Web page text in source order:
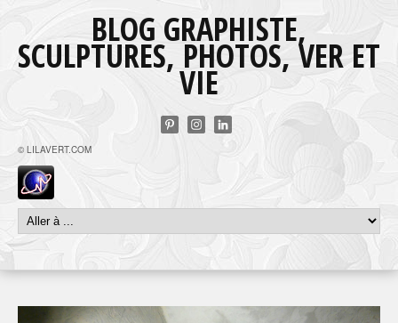
BLOG GRAPHISTE,
SCULPTURES, PHOTOS, VER ET
VIE
© LILAVERT.COM